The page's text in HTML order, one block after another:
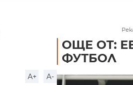
A+
A-
ОЩЕ ОТ:
ФУТБОЛ